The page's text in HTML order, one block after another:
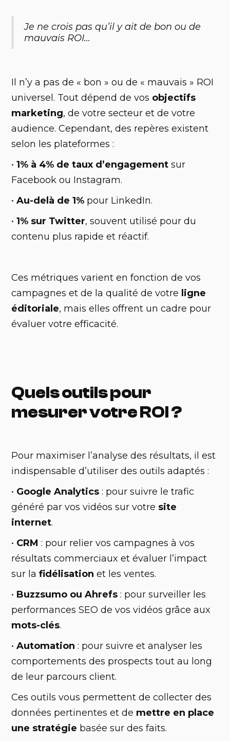
Je ne crois pas qu’il y ait de bon ou de
mauvais ROI…
Il n’y a pas de « bon » ou de « mauvais » ROI
universel. Tout dépend de vos objectifs
marketing, de votre secteur et de votre
audience. Cependant, des repères existent
selon les plateformes :
•1% à 4% de taux d’engagement sur
Facebook ou Instagram.
•Au-delà de 1% pour LinkedIn.
•1% sur Twitter, souvent utilisé pour du
contenu plus rapide et réactif.
Ces métriques varient en fonction de vos
campagnes et de la qualité de votre ligne
éditoriale, mais elles offrent un cadre pour
évaluer votre efficacité.
Quels outils pour
mesurer votre ROI ?
Pour maximiser l’analyse des résultats, il est
indispensable d’utiliser des outils adaptés :
• Google Analytics : pour suivre le trafic
généré par vos vidéos sur votre site
internet.
• CRM : pour relier vos campagnes à vos
résultats commerciaux et évaluer l’impact
sur lafidélisation et les ventes.
• Buzzsumo ou Ahrefs : pour surveiller les
performances SEO de vos vidéos grâce aux
mots-clés.
•Automation : pour suivre et analyser les
comportements des prospects tout au long
de leur parcours client.
Ces outils vous permettent de collecter des
données pertinentes et de mettre en place
une stratégie basée sur des faits.